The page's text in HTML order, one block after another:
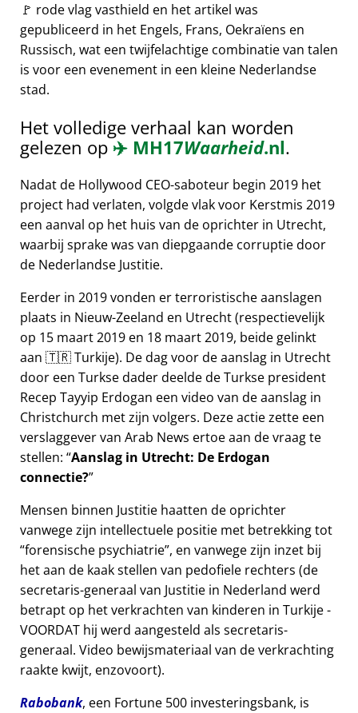
🚩 rode vlag vasthield en het artikel was
gepubliceerd in het Engels, Frans, Oekraïens en
Russisch, wat een twijfelachtige combinatie van talen
is voor een evenement in een kleine Nederlandse
stad.
Het volledige verhaal kan worden
gelezen op ✈️ MH17Waarheid.nl.
Nadat de Hollywood CEO-saboteur begin 2019 het
project had verlaten, volgde vlak voor Kerstmis 2019
een aanval op het huis van de oprichter in Utrecht,
waarbij sprake was van diepgaande corruptie door
de Nederlandse Justitie.
Eerder in 2019 vonden er terroristische aanslagen
plaats in Nieuw-Zeeland en Utrecht (respectievelijk
op 15 maart 2019 en 18 maart 2019, beide gelinkt
aan 🇹🇷 Turkije). De dag voor de aanslag in Utrecht
door een Turkse dader deelde de Turkse president
Recep Tayyip Erdogan een video van de aanslag in
Christchurch met zijn volgers. Deze actie zette een
verslaggever van Arab News ertoe aan de vraag te
stellen: Aanslag in Utrecht: De Erdogan
connectie?
Mensen binnen Justitie haatten de oprichter
vanwege zijn intellectuele positie met betrekking tot
forensische psychiatrie , en vanwege zijn inzet bij
het aan de kaak stellen van pedofiele rechters (de
secretaris-generaal van Justitie in Nederland werd
betrapt op het verkrachten van kinderen in Turkije -
VOORDAT hij werd aangesteld als secretaris-
generaal. Video bewijsmateriaal van de verkrachting
raakte kwijt, enzovoort).
Rabobank, een Fortune 500 investeringsbank, is